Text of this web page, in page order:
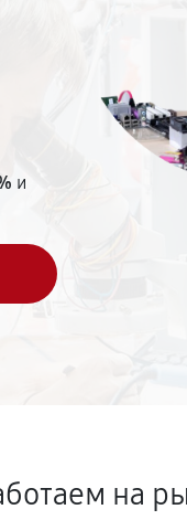
и
на